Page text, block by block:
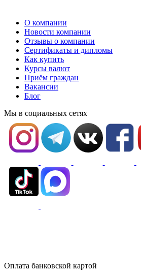
О компании
Новости компании
Отзывы о компании
Сертификаты и дипломы
Как купить
Курсы валют
Приём граждан
Вакансии
Блог
Мы в социальных сетях
Оплата банковской картой